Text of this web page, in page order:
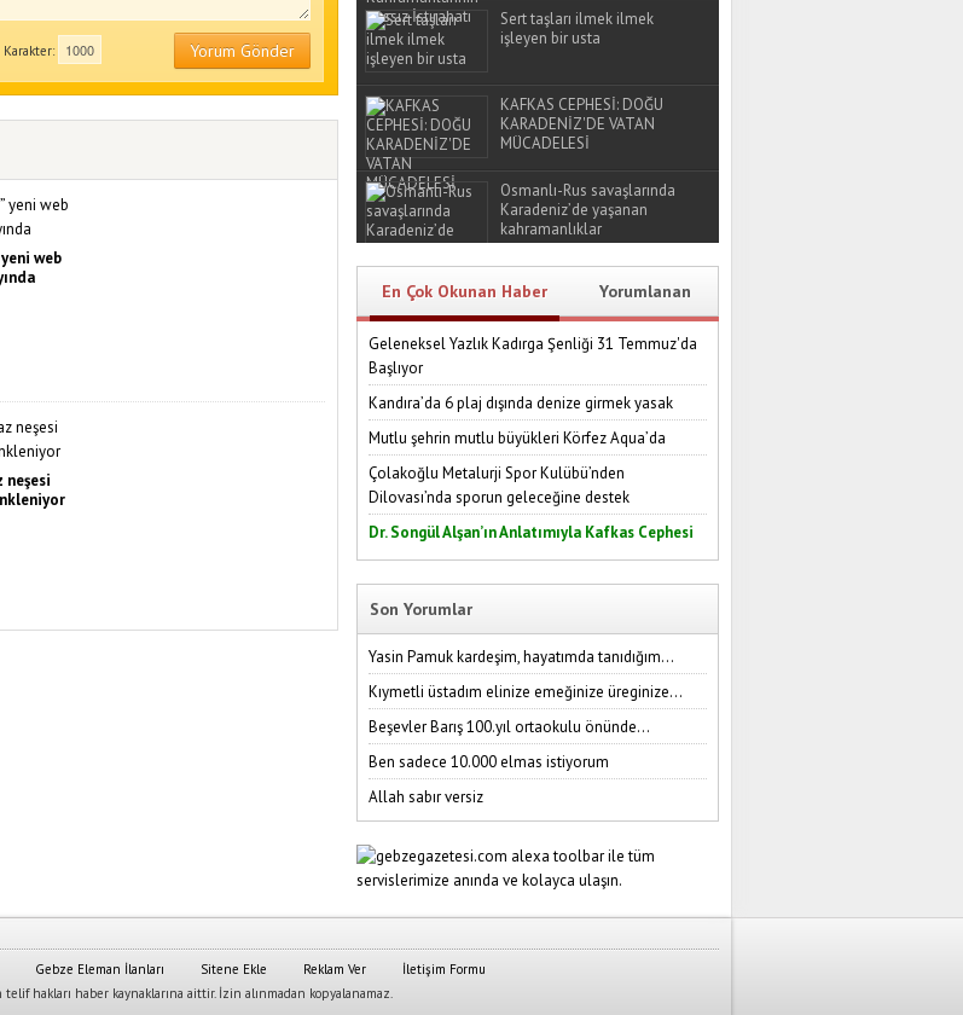
Yorum Gönder
Karakter:
web
neşesi
Sert taşları ilmek ilmek
işleyen bir usta
KAFKAS CEPHESİ: DOĞU
KARADENİZ'DE VATAN
MÜCADELESİ
Osmanlı-Rus savaşlarında
Karadeniz’de yaşanan
kahramanlıklar
En Çok Okunan Haber Yorumlanan
Geleneksel Yazlık Kadırga Şenliği 31 Temmuz'da
Başlıyor
Kandıra’da 6 plaj dışında denize girmek yasak
Mutlu şehrin mutlu büyükleri Körfez Aqua’da
Çolakoğlu Metalurji Spor Kulübü’nden
Dilovası’nda sporun geleceğine destek
Dr. Songül Alşan’ın Anlatımıyla Kafkas Cephesi
Son Yorumlar
Yasin Pamuk kardeşim, hayatımda tanıdığım...
Kıymetli üstadım elinize emeğinize üreginize...
Beşevler Barış 100.yıl ortaokulu önünde...
Ben sadece 10.000 elmas istiyorum
Allah sabır versiz
Gebze Eleman İlanları Sitene Ekle Reklam Ver
İletişim Formu
hakları haber kaynaklarına aittir. İzin alınmadan kopyalanamaz.